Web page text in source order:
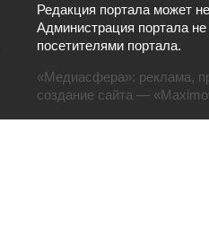
Редакция портала может
Администрация портала
посетителями портала.
«Медиасфера»: реклама,
создание сайта —